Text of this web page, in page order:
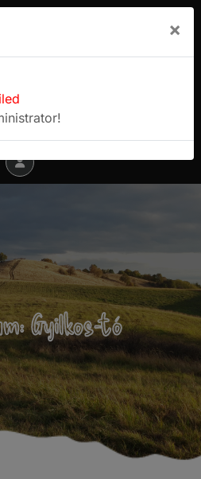
túrablogja
Menu
Gyilkos-tó
×